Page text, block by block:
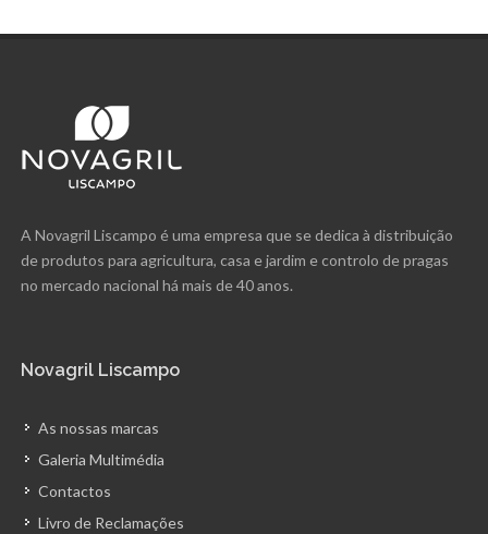
A Novagril Liscampo é uma empresa que se dedica à distribuição
de produtos para agricultura, casa e jardim e controlo de pragas
no mercado nacional há mais de 40 anos.
Novagril Liscampo
As nossas marcas
Galeria Multimédia
Contactos
Livro de Reclamações